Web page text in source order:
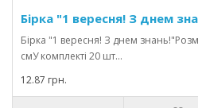
Бірка "1 вересня! З днем
Бірка "1 вересня! З днем
смУ комплекті 20 шт...
12.87 грн.